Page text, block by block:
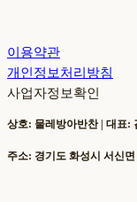
이용약관
개인정보처리방침
사업자정보확인
상호: 물레방아반찬 | 대표:
주소: 경기도 화성시 서신